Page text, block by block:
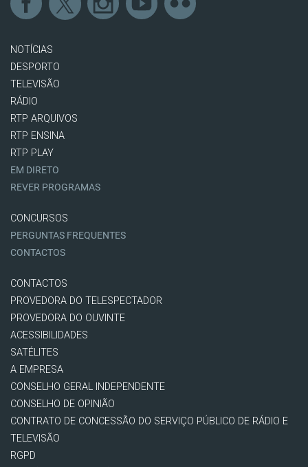
NOTÍCIAS
DESPORTO
TELEVISÃO
RÁDIO
RTP ARQUIVOS
RTP ENSINA
RTP PLAY
EM DIRETO
REVER PROGRAMAS
CONCURSOS
PERGUNTAS FREQUENTES
CONTACTOS
CONTACTOS
PROVEDORA DO TELESPECTADOR
PROVEDORA DO OUVINTE
ACESSIBILIDADES
SATÉLITES
A EMPRESA
CONSELHO GERAL INDEPENDENTE
CONSELHO DE OPINIÃO
CONTRATO DE CONCESSÃO DO SERVIÇO PÚBLICO DE RÁDIO E
TELEVISÃO
RGPD